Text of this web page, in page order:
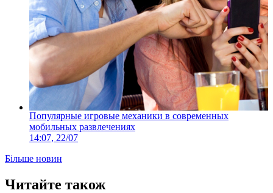
Популярные игровые механики в современных
мобильных развлечениях
14:07, 22/07
Більше новин
Читайте також